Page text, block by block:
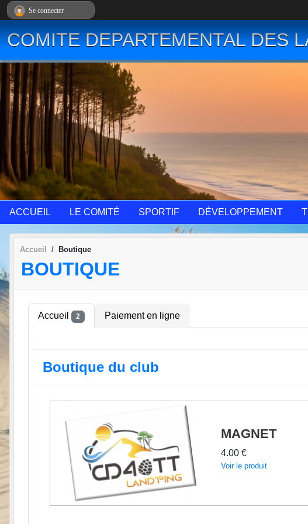
COMITE DEPARTEMENTAL DES
ACCUEIL LE COMITÉ SPORTIF DÉVELOPPEMENT
Accueil Boutique
BOUTIQUE
Accueil 2 Paiement en ligne
Boutique du club
MAGNET
4.00 €
Voir le produit
Se connecter
Panneau de gestion des cookies